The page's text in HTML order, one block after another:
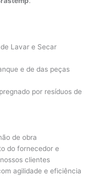
Lavar e Secar
e de das peças
por resíduos de
de obra
do fornecedor e
clientes
agilidade e eficiência